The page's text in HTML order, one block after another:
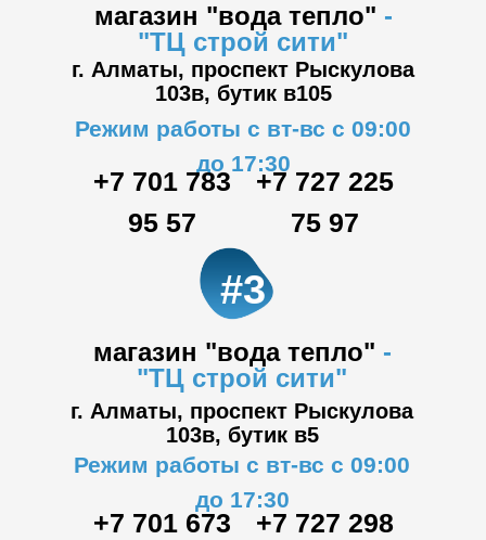
магазин "вода тепло" -
"ТЦ строй сити"
г. Алматы, проспект Рыскулова
103в, бутик в105
Режим работы с вт-вс с 09:00
до 17:30
магазин "вода тепло" -
"ТЦ строй сити"
#3
г. Алматы, проспект Рыскулова
103в, бутик в5
Режим работы с вт-вс с 09:00
до 17:30
+7 701 783
95 57
+7 727 225
75 97
+7 701 673
+7 727 298